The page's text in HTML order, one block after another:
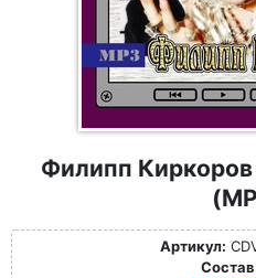
Филипп
Артикул: